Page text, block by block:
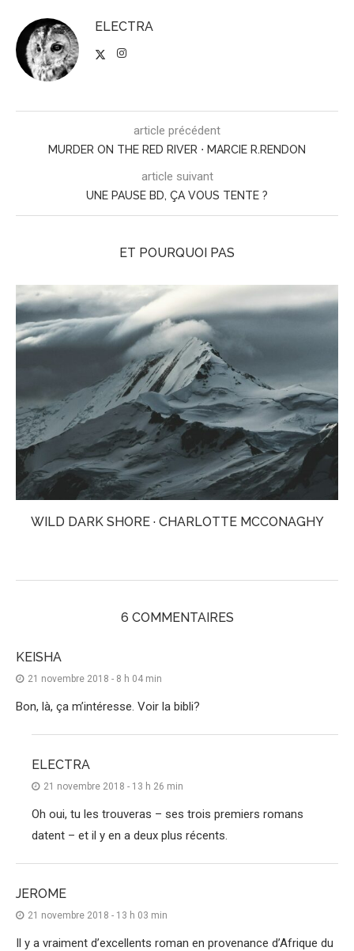
ELECTRA
article précédent
MURDER ON THE RED RIVER ⋅ MARCIE R.RENDON
article suivant
UNE PAUSE BD, ÇA VOUS TENTE ?
ET POURQUOI PAS
WILD DARK SHORE · CHARLOTTE MCCONAGHY
6 COMMENTAIRES
KEISHA
21 novembre 2018 - 8 h 04 min
Bon, là, ça m’intéresse. Voir la bibli?
ELECTRA
21 novembre 2018 - 13 h 26 min
Oh oui, tu les trouveras – ses trois premiers romans
datent – et il y en a deux plus récents.
JEROME
21 novembre 2018 - 13 h 03 min
Il y a vraiment d’excellents roman en provenance d’Afrique du